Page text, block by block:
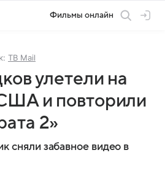
Фильмы онлайн
ТВ Mail
улетели на
и повторили
2»
сняли забавное видео в